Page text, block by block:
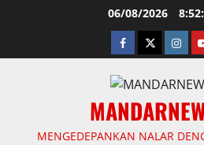
06/08/2026
facebooktwitter
MENGEDEPANKAN NALAR